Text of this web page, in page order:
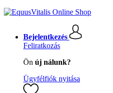
Bejelentkezés
Feliratkozás
Ön új nálunk?
Ügyfélfiók nyitása